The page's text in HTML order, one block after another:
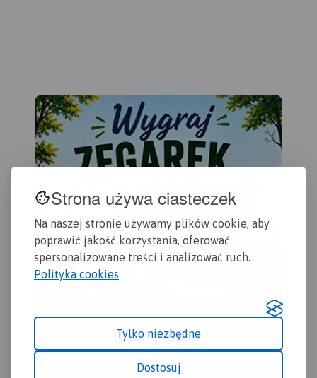
Strona używa ciasteczek
Na naszej stronie używamy plików cookie, aby
poprawić jakość korzystania, oferować
spersonalizowane treści i analizować ruch.
Polityka cookies
Tylko niezbędne
Dostosuj
konnych, nordic walking i
konnych, łącznie z
kilometrażem.